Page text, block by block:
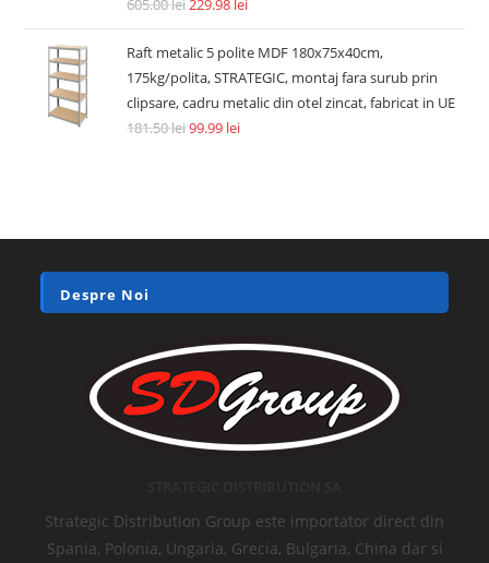
605.00lei229.98 lei
Raft metalic 5 polite MDF 180x75x40cm,
175kg/polita, STRATEGIC, montaj fara surub prin
clipsare, cadru metalic din otel zincat, fabricat in UE
181.50lei99.99 lei
Despre Noi
Strategic Distribution Group este importator direct din
Spania, Polonia, Ungaria, Grecia, Bulgaria, China dar si